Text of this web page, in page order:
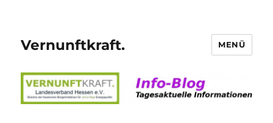
Vernunftkraft. MENÜ